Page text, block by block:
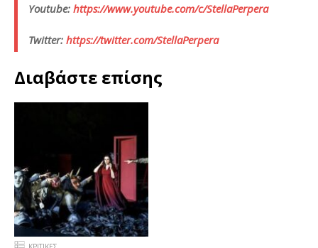
Youtube: https://www.youtube.com/c/StellaPerpera
Twitter: https://twitter.com/StellaPerpera
Διαβάστε επίσης